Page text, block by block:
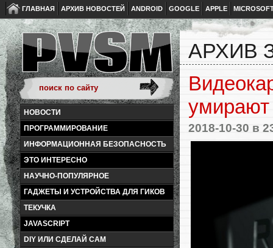
ГЛАВНАЯ АРХИВ НОВОСТЕЙ ANDROID GOOGLE APPLE
НОВОСТИ
ПРОГРАММИРОВАНИЕ
ИНФОРМАЦИОННАЯ БЕЗОПАСНОСТЬ
ЭТО ИНТЕРЕСНО
НАУЧНО-ПОПУЛЯРНОЕ
ГАДЖЕТЫ И УСТРОЙСТВА ДЛЯ ГИКОВ
ТЕКУЧКА
JAVASCRIPT
DIY ИЛИ СДЕЛАЙ САМ
АРХИВ
умирают
2018-10-30 в